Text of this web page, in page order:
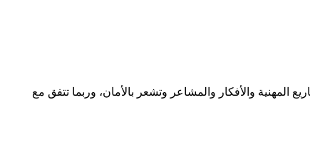
والأفكار والمشاعر وتشعر بالأمان، وربما تتفق مع